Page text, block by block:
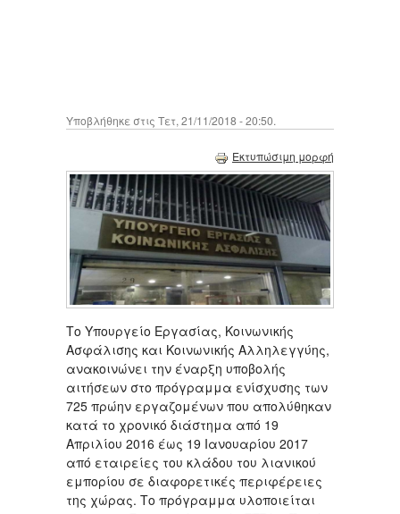
Υποβλήθηκε στις Τετ, 21/11/2018 - 20:50.
Εκτυπώσιμη μορφή
Το Υπουργείο Εργασίας, Κοινωνικής
Ασφάλισης και Κοινωνικής Αλληλεγγύης,
ανακοινώνει την έναρξη υποβολής
αιτήσεων στο πρόγραμμα ενίσχυσης των
725 πρώην εργαζομένων που απολύθηκαν
κατά το χρονικό διάστημα από 19
Απριλίου 2016 έως 19 Ιανουαρίου 2017
από εταιρείες του κλάδου του λιανικού
εμπορίου σε διαφορετικές περιφέρειες
της χώρας. Το πρόγραμμα υλοποιείται